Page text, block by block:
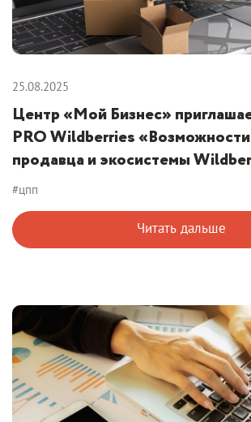
25.08.2025
Центр «Мой Бизнес»
PRO Wildberries
продавца и экосистемы
#цпп
Читать дальше